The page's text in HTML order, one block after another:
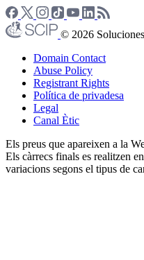
© 2026
Domain Contact
Abuse Policy
Registrant Rights
Política de privadesa
Legal
Canal Ètic
Els preus que apareixen a la
Els càrrecs finals es realitzen
variacions segons el tipus de